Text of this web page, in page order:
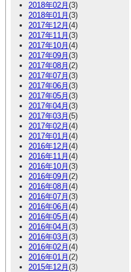
2018年02月 (3)
2018年01月 (3)
2017年12月 (4)
2017年11月 (3)
2017年10月 (4)
2017年09月 (3)
2017年08月 (2)
2017年07月 (3)
2017年06月 (3)
2017年05月 (3)
2017年04月 (3)
2017年03月 (5)
2017年02月 (4)
2017年01月 (4)
2016年12月 (4)
2016年11月 (4)
2016年10月 (3)
2016年09月 (2)
2016年08月 (4)
2016年07月 (3)
2016年06月 (4)
2016年05月 (4)
2016年04月 (3)
2016年03月 (3)
2016年02月 (4)
2016年01月 (2)
2015年12月 (3)